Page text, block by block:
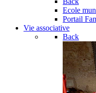
Ecole
Portail
Vie associative
Back